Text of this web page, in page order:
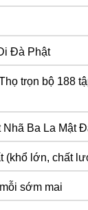
Đà Phật
trọn bộ 188
Nhã Ba La Mật
(khổ lớn, chất
sớm mai